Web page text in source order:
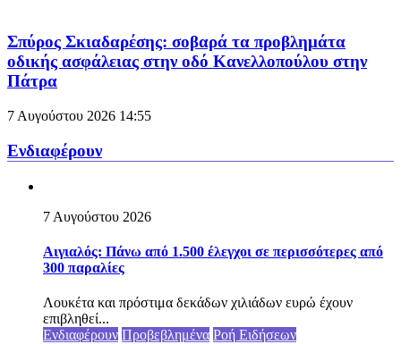
Σπύρος Σκιαδαρέσης: σοβαρά τα προβλημάτα
οδικής ασφάλειας στην οδό Κανελλοπούλου στην
Πάτρα
7 Αυγούστου 2026 14:55
Ενδιαφέρουν
7 Αυγούστου 2026
Αιγιαλός: Πάνω από 1.500 έλεγχοι σε περισσότερες από
300 παραλίες
Λουκέτα και πρόστιμα δεκάδων χιλιάδων ευρώ έχουν
επιβληθεί...
Ενδιαφέρουν Προβεβλημένα Ροή Ειδήσεων